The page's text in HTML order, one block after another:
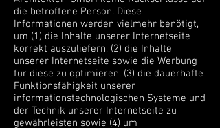
die betroffene Person. Diese
Informationen werden vielmehr benötigt,
um (1) die Inhalte unserer Internetseite
korrekt auszuliefern, (2) die Inhalte
unserer Internetseite sowie die Werbung
für diese zu optimieren, (3) die dauerhafte
Funktionsfähigkeit unserer
informationstechnologischen Systeme und
der Technik unserer Internetseite zu
gewährleisten sowie (4) um